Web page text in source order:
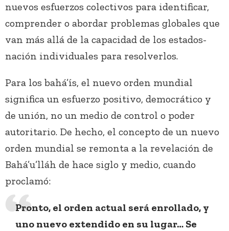
nuevos esfuerzos colectivos para identificar,
comprender o abordar problemas globales que
van más allá de la capacidad de los estados-
nación individuales para resolverlos.
Para los bahá’ís, el nuevo orden mundial
significa un esfuerzo positivo, democrático y
de unión, no un medio de control o poder
autoritario. De hecho, el concepto de un nuevo
orden mundial se remonta a la revelación de
Bahá’u’lláh de hace siglo y medio, cuando
proclamó:
Pronto, el orden actual será enrollado, y
uno nuevo extendido en su lugar… Se